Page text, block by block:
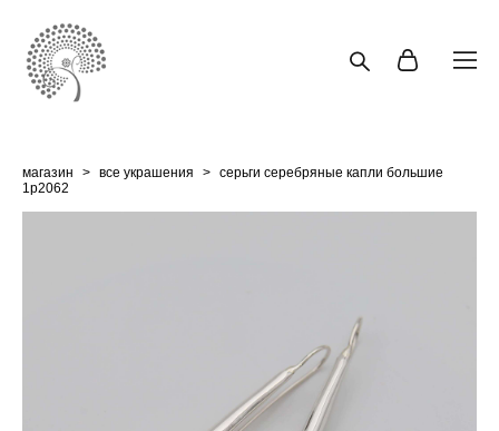
магазин > все украшения > серьги серебряные капли большие
1p2062